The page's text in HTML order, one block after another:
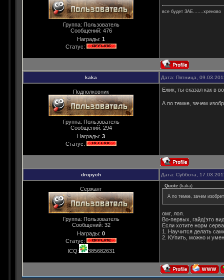
Группа: Пользователь
Сообщений: 476
Награды: 1
Статус:
все будет ЗАЕ.......хреново
kaka Дата: Пятница,
Подполковник
Группа: Пользователь
Сообщений: 294
Награды: 3
Статус:
Ежик, ты сказал как в
А по темке, зачем
dropych Дата: Суббота,
Сержант
Группа: Пользователь
Сообщений: 32
Награды: 0
Статус:
ICQ:
385682631
Quote (kaka)
А по темке, зачем
омг, лол.
Во-первых, гайд(это
Если хотите норм
1. Научится делать
2. КУпить, можно и